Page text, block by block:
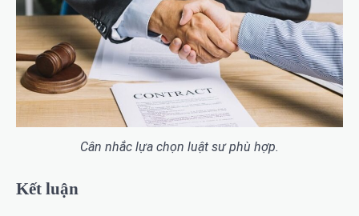
Cân nhắc lựa chọn luật sư phù hợp.
Kết luận